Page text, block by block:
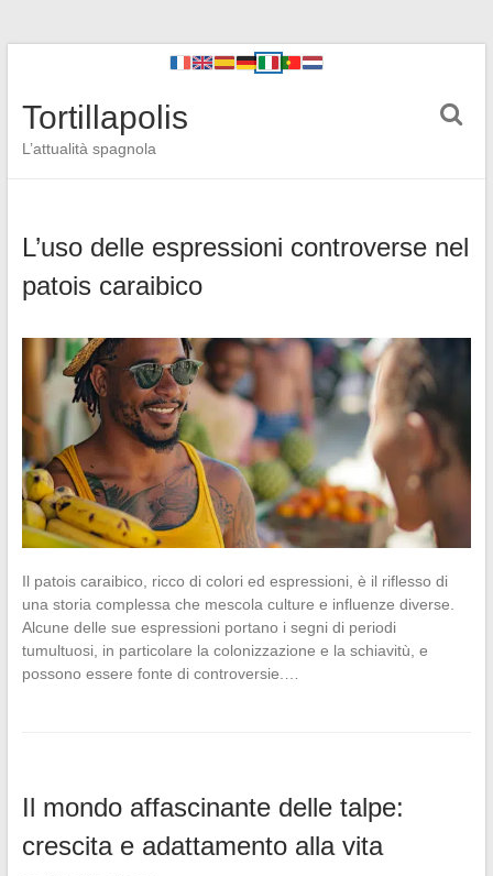
Tortillapolis
L’attualità spagnola
L’uso delle espressioni controverse nel
patois caraibico
Il patois caraibico, ricco di colori ed espressioni, è il riflesso di
una storia complessa che mescola culture e influenze diverse.
Alcune delle sue espressioni portano i segni di periodi
tumultuosi, in particolare la colonizzazione e la schiavitù, e
possono essere fonte di controversie.…
Il mondo affascinante delle talpe:
crescita e adattamento alla vita